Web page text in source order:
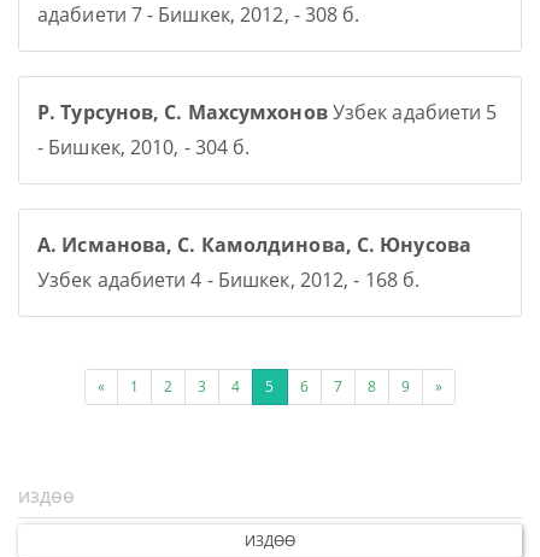
адабиети 7 - Бишкек, 2012, - 308 б.
Р. Турсунов, С. МахсумхоновУзбек адабиети 5
- Бишкек, 2010, - 304 б.
А. Исманова, С. Камолдинова, С. Юнусова
Узбек адабиети 4 - Бишкек, 2012, - 168 б.
« 1 2 3 4 5 6 7 8 9 »
ИЗДӨӨ